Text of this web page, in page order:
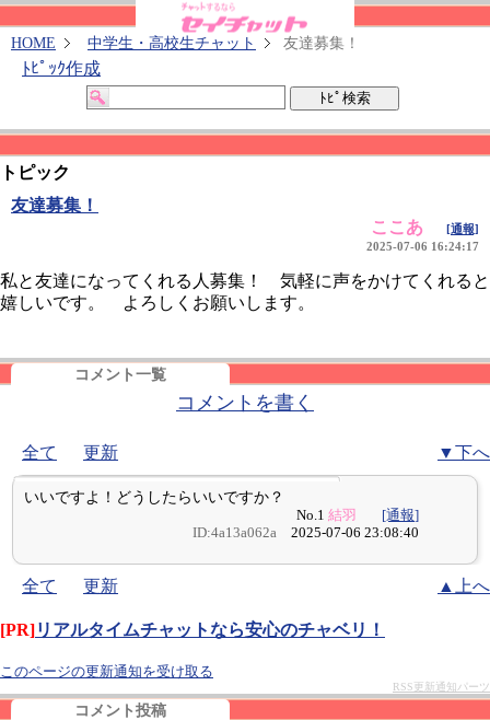
HOME 中学生・高校生チャット 友達募集！
ﾄﾋﾟｯｸ作成
トピック
友達募集！
ここあ
[通報]
2025-07-06 16:24:17
私と友達になってくれる人募集！ 気軽に声をかけてくれると
嬉しいです。 よろしくお願いします。
コメント一覧
コメントを書く
全て 更新 ▼下へ
いいですよ！どうしたらいいですか？
No.1結羽
[通報]
ID:4a13a062a 2025-07-06 23:08:40
全て 更新 ▲上へ
[PR]リアルタイムチャットなら安心のチャベリ！
このページの更新通知を受け取る
RSS更新通知パーツ
コメント投稿